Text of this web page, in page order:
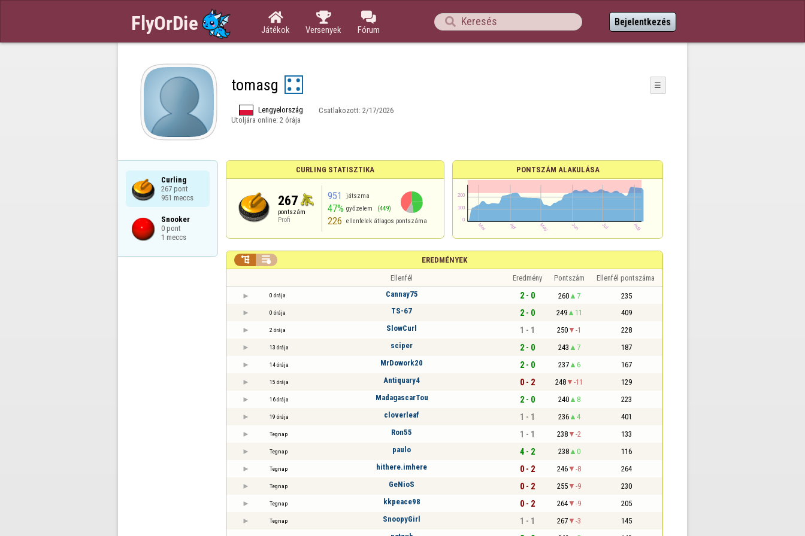

Játékok

Versenyek

Fórum
 Bejelentkezés
tomasg ☰
Lengyelország Csatlakozott: 2/17/2026
Utoljára online: 2 órája
Curling
267 pont
951 meccs
Snooker
0 pont
1 meccs
CURLING STATISZTIKA
267
pontszám
Profi
951 játszma
47% győzelem (449)
226 ellenfelek átlagos pontszáma
PONTSZÁM ALAKULÁSA
EREDMÉNYEK
 
Ellenfél Eredmény Pontszám Ellenfél pontszáma
0 órája Cannay75 2 - 0 260 7 235
0 órája TS-67 2 - 0 249 11 409
2 órája SlowCurl 1 - 1 250 -1 228
13 órája sciper 2 - 0 243 7 187
14 órája MrDowork20 2 - 0 237 6 167
15 órája Antiquary4 0 - 2 248 -11 129
16 órája MadagascarTou 2 - 0 240 8 223
19 órája cloverleaf 1 - 1 236 4 401
Tegnap Ron55 1 - 1 238 -2 133
Tegnap paulo 4 - 2 238 0 116
Tegnap hithere.imhere 0 - 2 246 -8 264
Tegnap GeNioS 0 - 2 255 -9 230
Tegnap kkpeace98 0 - 2 264 -9 205
Tegnap SnoopyGirl 1 - 1 267 -3 145